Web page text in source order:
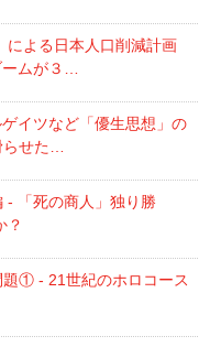
による日本人口削減計画
ムが３…
イツなど「優生思想」の
せた…
「死の商人」独り勝
？
① - 21世紀のホロコース